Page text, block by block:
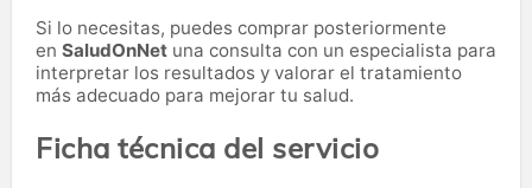
Si lo necesitas, puedes comprar posteriormente
en SaludOnNet una consulta con un especialista para
interpretar los resultados y valorar el tratamiento
más adecuado para mejorar tu salud.
Ficha técnica del servicio